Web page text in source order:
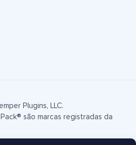
Plugins, LLC.
são marcas registradas da